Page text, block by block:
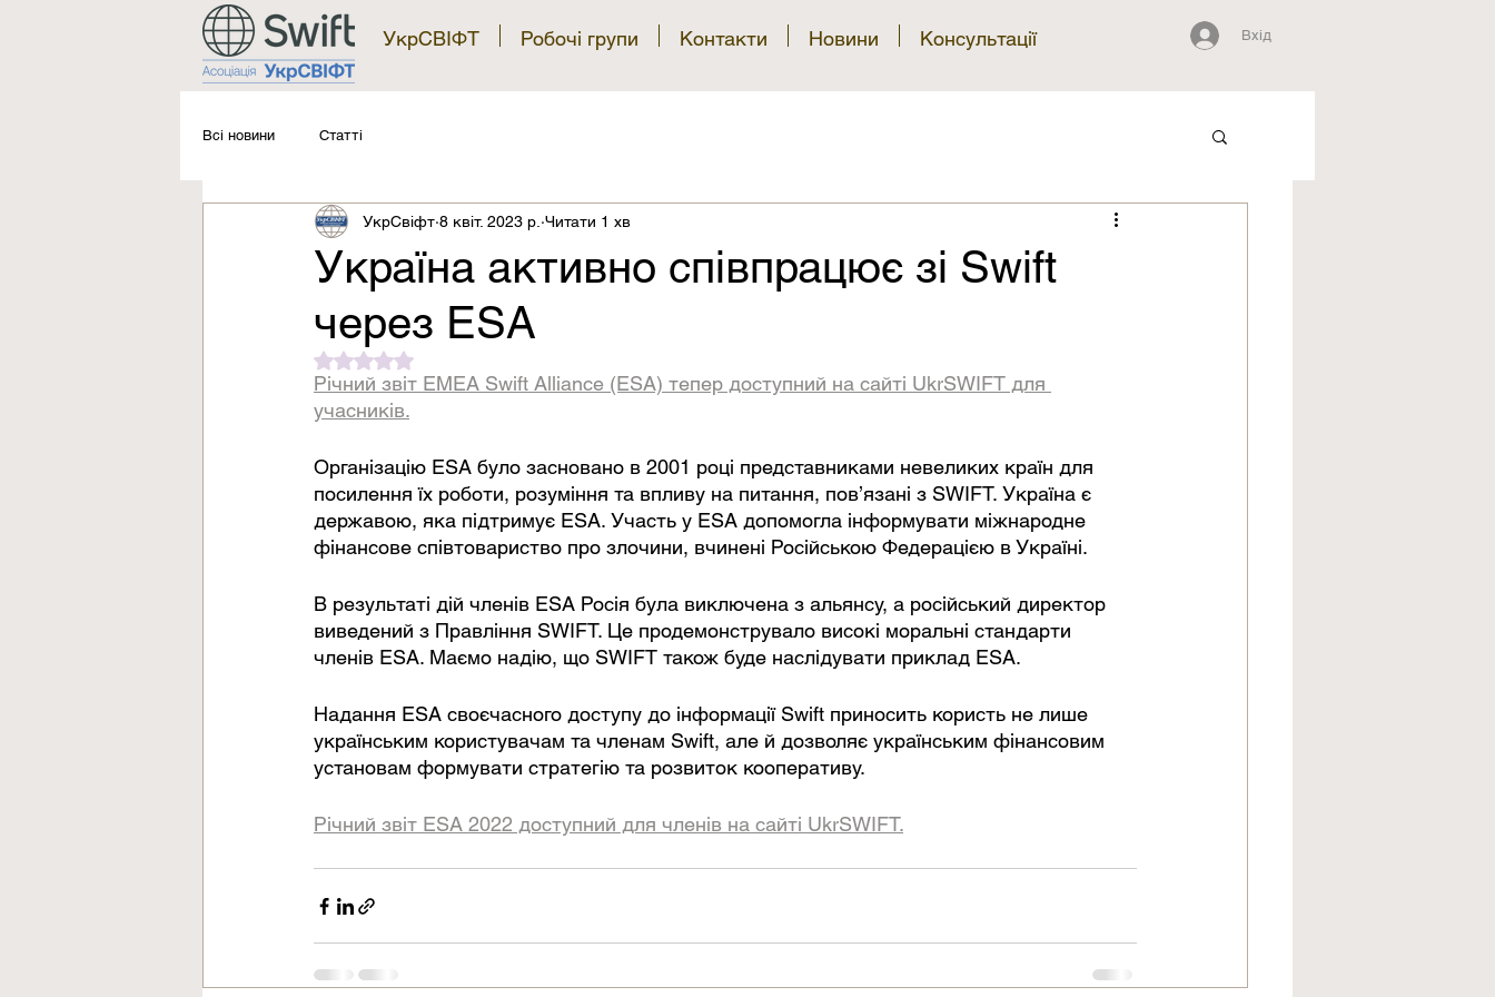
УкрСВІФТ Робочі групи Контакти Новини Консультації Вхід
Всі новини Статті
Україна активно співпрацює зі Swift
через ESA
УкрСвіфт 8 квіт. 2023 р. Читати 1 хв
Оцінка: NaN з 5 зірок.
Річний звіт EMEA Swift Alliance (ESA) тепер доступний на сайті UkrSWIFT для
учасників.
Організацію ESA було засновано в 2001 році представниками невеликих країн для
посилення їх роботи, розуміння та впливу на питання, пов’язані з SWIFT. Україна є
державою, яка підтримує ESA. Участь у ESA допомогла інформувати міжнародне
фінансове співтовариство про злочини, вчинені Російською Федерацією в Україні.
В результаті дій членів ESA Росія була виключена з альянсу, а російський директор
виведений з Правління SWIFT. Це продемонструвало високі моральні стандарти
членів ESA. Маємо надію, що SWIFT також буде наслідувати приклад ESA.
Надання ESA своєчасного доступу до інформації Swift приносить користь не лише
українським користувачам та членам Swift, але й дозволяє українським фінансовим
установам формувати стратегію та розвиток кооперативу.
Річний звіт ESA 2022 доступний для членів на сайті UkrSWIFT.